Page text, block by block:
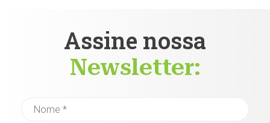
Assine nossa
Newsletter: